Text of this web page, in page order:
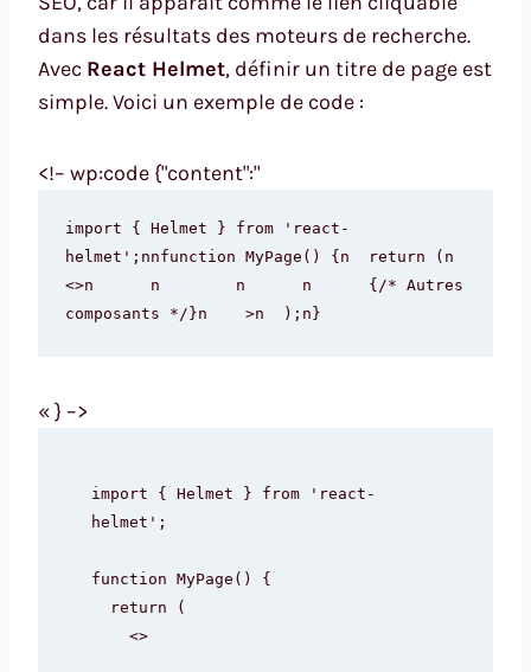
dans les résultats des moteurs de recherche.
Avec React Helmet, définir un titre de page est
simple. Voici un exemple de code :
<!– wp:code {"content":"
import { Helmet } from 'react-
helmet';nnfunction MyPage() {n  return (n
<>n      n n      n      {/* Autres
composants */}n    >n  );n}
« } –>
import { Helmet } from 'react-
helmet';
function MyPage() {